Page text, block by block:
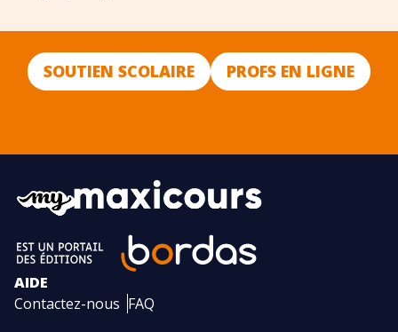
SOUTIEN SCOLAIRE PROFS EN LIGNE
AIDE
Contactez-nous FAQ